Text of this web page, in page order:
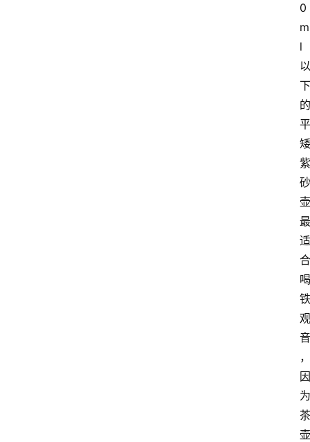
0
m
l
以
下
的
平
矮
紫
砂
壶
最
适
合
喝
铁
观
音
，
因
为
茶
壶